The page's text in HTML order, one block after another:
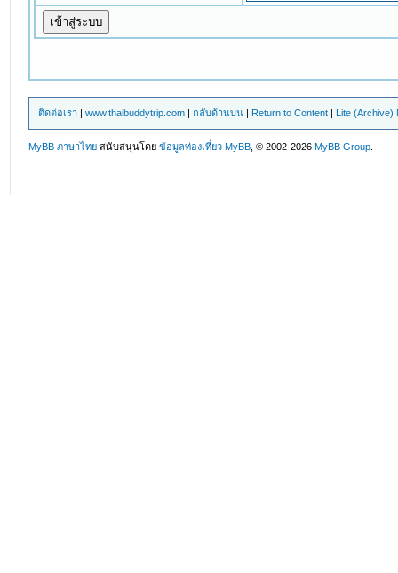
ติดต่อเรา |www.thaibuddytrip.com |กลับด้านบน | Return to Content | Lite (Archive)
MyBB ภาษาไทย สนับสนุนโดยข้อมูลท่องเที่ยว MyBB , © 2002-2026MyBB Group